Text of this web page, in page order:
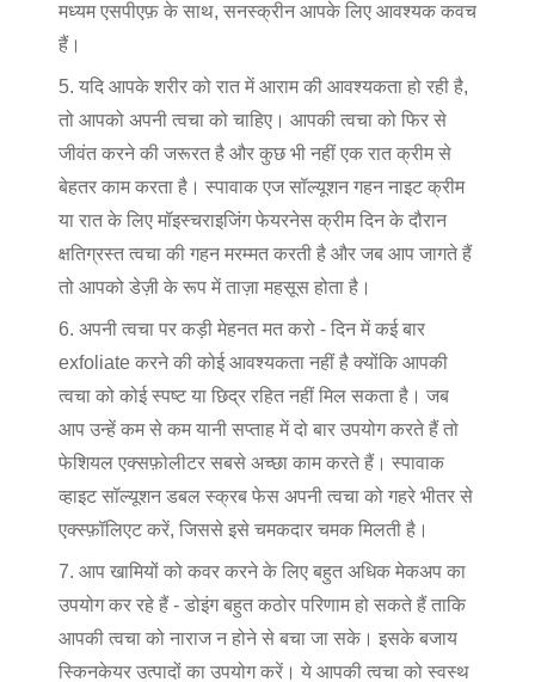
मध्यम एसपीएफ़ के साथ, सनस्क्रीन आपके लिए आवश्यक कवच
हैं।
5. यदि आपके शरीर को रात में आराम की आवश्यकता हो रही है,
तो आपको अपनी त्वचा को चाहिए। आपकी त्वचा को फिर से
जीवंत करने की जरूरत है और कुछ भी नहीं एक रात क्रीम से
बेहतर काम करता है। स्पावाक एज सॉल्यूशन गहन नाइट क्रीम
या रात के लिए मॉइस्चराइजिंग फेयरनेस क्रीम दिन के दौरान
क्षतिग्रस्त त्वचा की गहन मरम्मत करती है और जब आप जागते हैं
तो आपको डेज़ी के रूप में ताज़ा महसूस होता है।
6. अपनी त्वचा पर कड़ी मेहनत मत करो - दिन में कई बार
exfoliate करने की कोई आवश्यकता नहीं है क्योंकि आपकी
त्वचा को कोई स्पष्ट या छिद्र रहित नहीं मिल सकता है। जब
आप उन्हें कम से कम यानी सप्ताह में दो बार उपयोग करते हैं तो
फेशियल एक्सफ़ोलीटर सबसे अच्छा काम करते हैं। स्पावाक
व्हाइट सॉल्यूशन डबल स्क्रब फेस अपनी त्वचा को गहरे भीतर से
एक्स्फ़ॉलिएट करें, जिससे इसे चमकदार चमक मिलती है।
7. आप खामियों को कवर करने के लिए बहुत अधिक मेकअप का
उपयोग कर रहे हैं - डोइंग बहुत कठोर परिणाम हो सकते हैं ताकि
आपकी त्वचा को नाराज न होने से बचा जा सके। इसके बजाय
स्किनकेयर उत्पादों का उपयोग करें। ये आपकी त्वचा को स्वस्थ